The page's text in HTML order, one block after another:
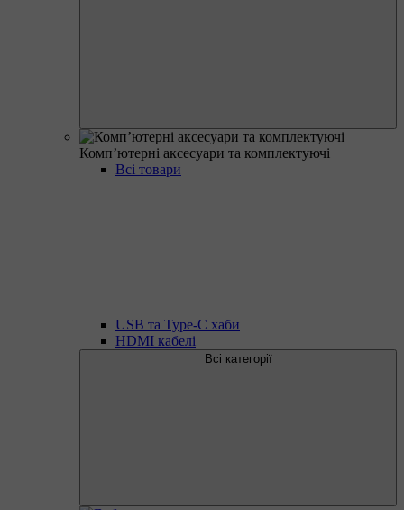
Комп’ютерні аксесуари та комплектуючі
Всі товари
USB та Type-C хаби
HDMI кабелі
Всі категорії